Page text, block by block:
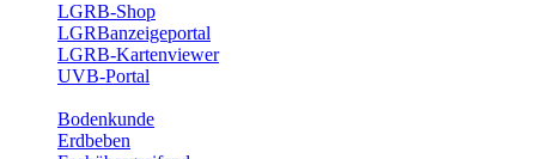
LGRB-Shop
LGRBanzeigeportal
LGRB-Kartenviewer
UVB-Portal
Bodenkunde
Erdbeben